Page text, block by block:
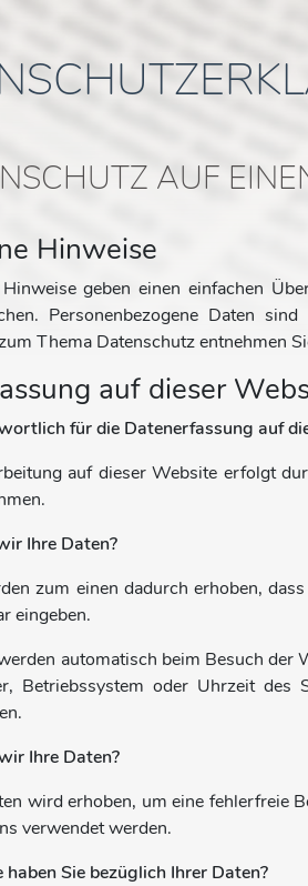
AUF
Hinweise
geben einen einfachen
Personenbezogene Daten
Thema Datenschutz entnehmen
auf dieser
für die Datenerfassung auf
auf dieser Website erfolgt
Ihre Daten?
zum einen dadurch erhoben,
eingeben.
automatisch beim Besuch der
Betriebssystem oder Uhrzeit
Ihre Daten?
wird erhoben, um eine fehlerfreie
verwendet werden.
haben Sie bezüglich Ihrer Daten?